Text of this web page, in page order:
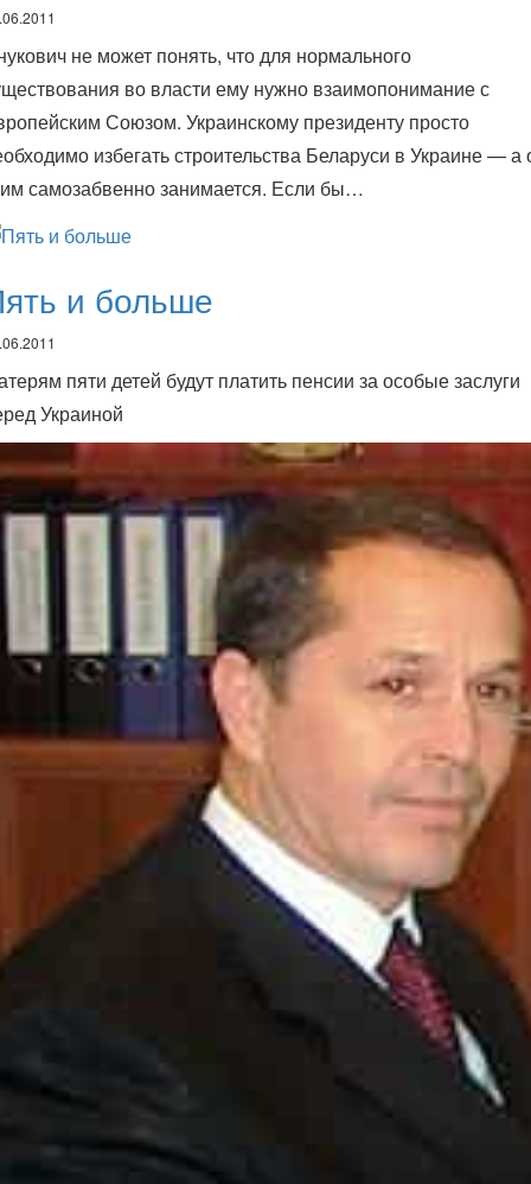
не может понять, что для нормального
во власти ему нужно взаимопонимание с
Союзом. Украинскому президенту просто
избегать строительства Беларуси в Украине — а
самозабвенно занимается. Если бы…
и больше
пяти детей будут платить пенсии за особые заслуги
Украиной